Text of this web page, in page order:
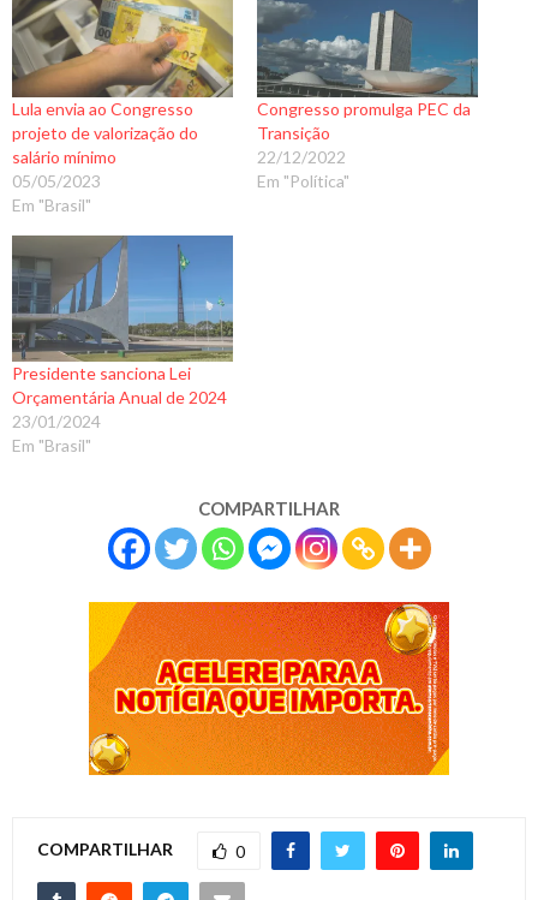
Lula envia ao Congresso
projeto de valorização do
salário mínimo
05/05/2023
Em "Brasil"
Congresso promulga PEC da
Transição
22/12/2022
Em "Política"
Presidente sanciona Lei
Orçamentária Anual de 2024
23/01/2024
Em "Brasil"
COMPARTILHAR
COMPARTILHAR 0